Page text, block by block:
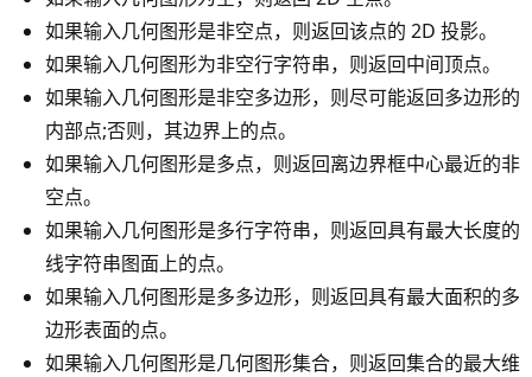
如果输入几何图形是非空点，则返回该点的 2D 投影。
如果输入几何图形为非空行字符串，则返回中间顶点。
如果输入几何图形是非空多边形，则尽可能返回多边形的
内部点;否则，其边界上的点。
如果输入几何图形是多点，则返回离边界框中心最近的非
空点。
如果输入几何图形是多行字符串，则返回具有最大长度的
线字符串图面上的点。
如果输入几何图形是多多边形，则返回具有最大面积的多
边形表面的点。
如果输入几何图形是几何图形集合，则返回集合的最大维